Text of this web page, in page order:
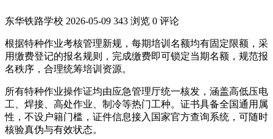
东华铁路学校 2026-05-09 343 浏览 0 评论
根据特种作业考核管理新规，每期培训名额均有固定限额，采
用缴费登记的报名规则，完成缴费即可锁定当期名额，规范报
名秩序，合理统筹培训资源。
所有特种作业操作证均由应急管理厅统一核发，涵盖高低压电
工、焊接、高处作业、制冷等热门工种。证书具备全国通用属
性，不设户籍门槛，证件信息接入国家官方查询系统，可随时
核验真伪与有效状态。